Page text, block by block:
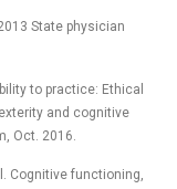
State physician
to practice: Ethical
and cognitive
Oct. 2016.
Cognitive functioning,